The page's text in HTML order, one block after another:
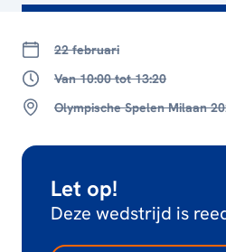
22 februari
Van 10:00 tot 13:20
Olympische Spelen Milaan
Let op!
Deze wedstrijd is